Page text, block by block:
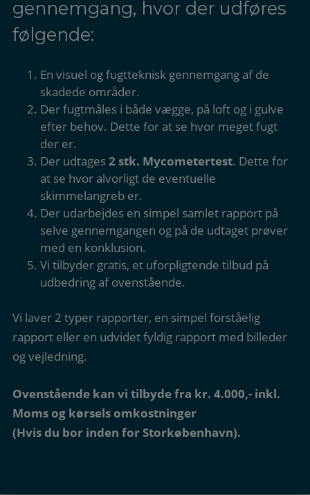
gennemgang, hvor der udføres
følgende:
En visuel og fugtteknisk gennemgang af de
skadede områder.
Der fugtmåles i både vægge, på loft og i gulve
efter behov. Dette for at se hvor meget fugt
der er.
Der udtages2 stk. Mycometertest. Dette for
at se hvor alvorligt de eventuelle
skimmelangreb er.
Der udarbejdes en simpel samlet rapport på
selve gennemgangen og på de udtaget prøver
med en konklusion.
Vi tilbyder gratis, et uforpligtende tilbud på
udbedring af ovenstående.
Vi laver 2 typer rapporter, en simpel forståelig
rapport eller en udvidet fyldig rapport med billeder
og vejledning.
Ovenstående kan vi tilbyde fra kr. 4.000,- inkl.
Moms og kørsels omkostninger
(Hvis du bor inden for Storkøbenhavn).